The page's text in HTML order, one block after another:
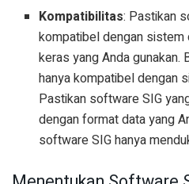
Kompatibilitas: Pastikan
kompatibel dengan sistem
keras yang Anda
hanya kompatibel dengan
Pastikan software SIG
dengan format data yang
software SIG hanya